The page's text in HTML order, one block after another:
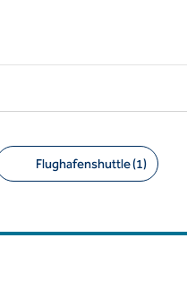
Flughafenshuttle (1)